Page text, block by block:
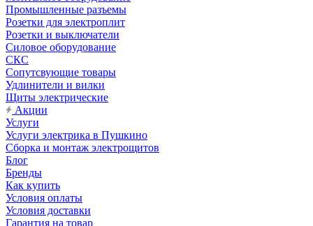
Промышленные разъемы
Розетки для электроплит
Розетки и выключатели
Силовое оборудование
СКС
Сопутсвующие товары
Удлинители и вилки
Щиты электрические
Акции
Услуги
Услуги электрика в Пушкино
Сборка и монтаж электрощитов
Блог
Бренды
Как купить
Условия оплаты
Условия доставки
Гарантия на товар